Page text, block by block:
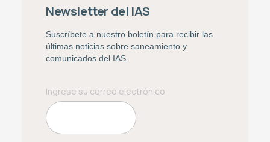
Newsletter del IAS
Suscríbete a nuestro boletín para recibir las
últimas noticias sobre saneamiento y
comunicados del IAS.